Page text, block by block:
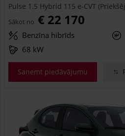
Pulse 1.5 Hybrid 115 e-CVT
Sākot no € 22 170
Benzīna hibrīds
68 kW
Saņemt piedāvājumu